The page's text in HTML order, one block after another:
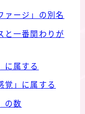
ァージ」の別名
と一番関わりが
に属する
覚」に属する
の数